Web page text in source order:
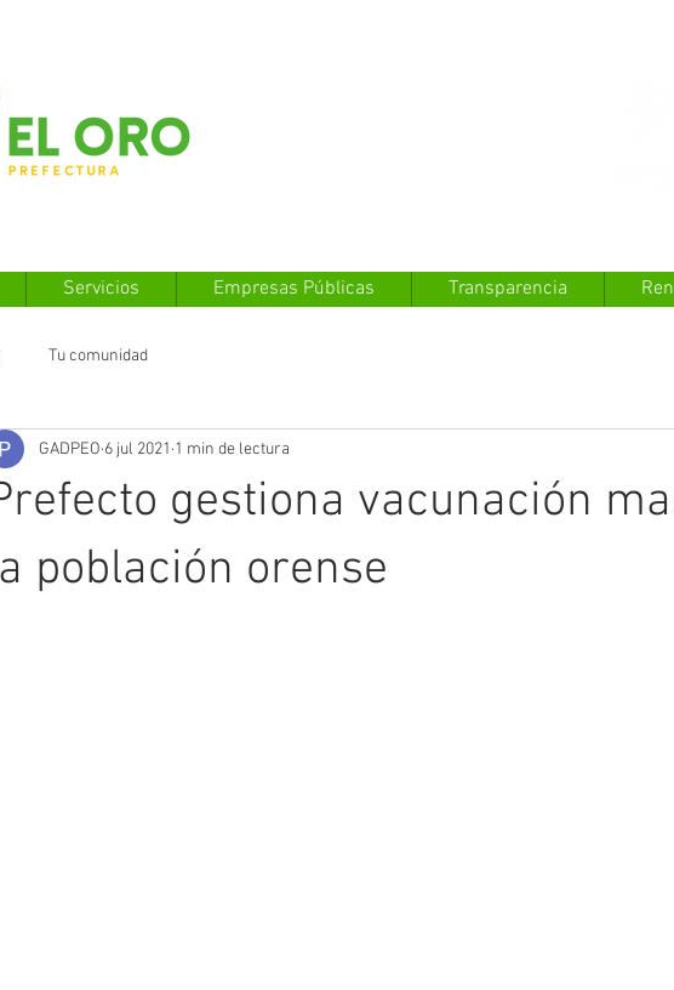
Servicios Empresas Públicas Transparencia
Tu comunidad
gestiona vacunación
población orense
GADPEO 6 jul 2021 1 min de lectura